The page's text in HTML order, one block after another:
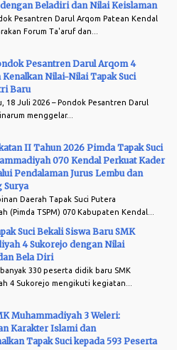
Beladiri dan Nilai Keislaman
Pesantren Darul Arqom Patean Kendal
Forum Ta'aruf dan...
Pesantren Darul Arqom 4
Nilai-Nilai Tapak Suci
Baru
18 Juli 2026 – Pondok Pesantren Darul
menggelar...
II Tahun 2026 Pimda Tapak Suci
070 Kendal Perkuat Kader
Pendalaman Jurus Lembu dan
Surya
Daerah Tapak Suci Putera
(Pimda TSPM) 070 Kabupaten Kendal...
Suci Bekali Siswa Baru SMK
4 Sukorejo dengan Nilai
Bela Diri
330 peserta didik baru SMK
4 Sukorejo mengikuti kegiatan...
Muhammadiyah 3 Weleri:
Karakter Islami dan
Tapak Suci kepada 593 Peserta